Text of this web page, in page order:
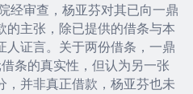
经审查，杨亚芬对其已向一鼎
的主张，除已提供的借条与本
人证言。关于两份借条，一鼎
条的真实性，但认为另一张
，并非真正借款，杨亚芬也未